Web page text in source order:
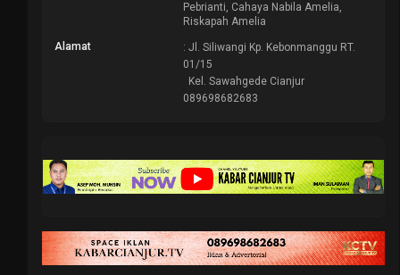
Pebrianti, Cahaya Nabila Amelia,
Riskapah Amelia
Alamat
: Jl. Siliwangi Kp. Kebonmanggu RT.
01/15
Kel. Sawahgede Cianjur
089698682683